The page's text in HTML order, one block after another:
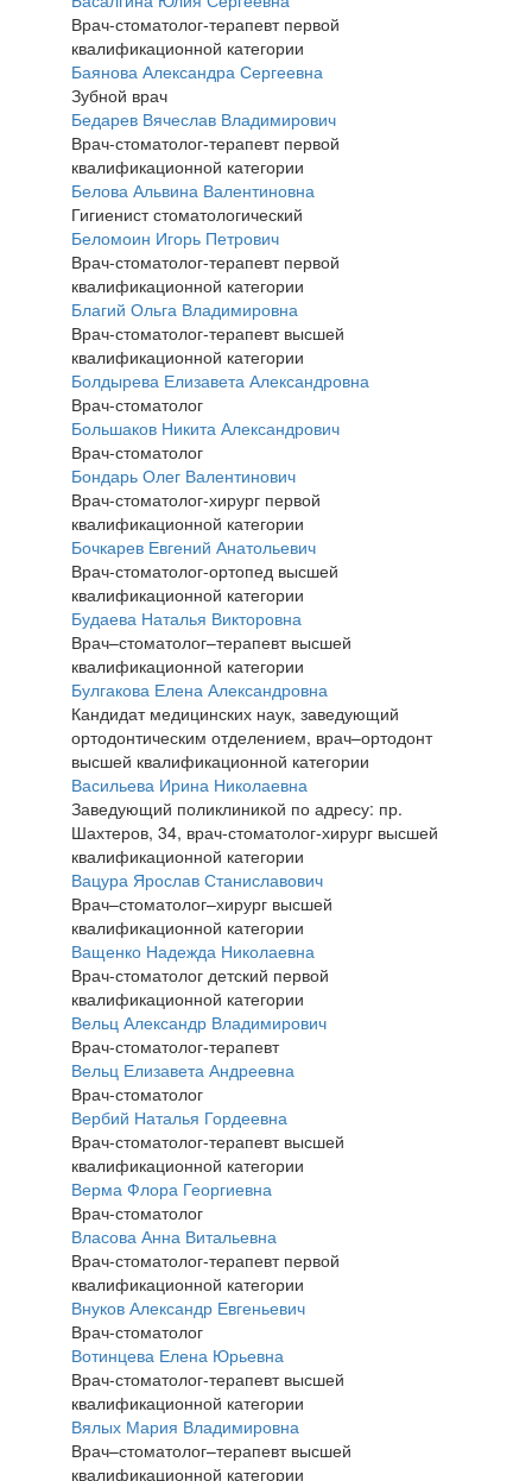
Врач-стоматолог-терапевт первой
квалификационной категории
Баянова Александра Сергеевна
Зубной врач
Бедарев Вячеслав Владимирович
Врач-стоматолог-терапевт первой
квалификационной категории
Белова Альвина Валентиновна
Гигиенист стоматологический
Беломоин Игорь Петрович
Врач-стоматолог-терапевт первой
квалификационной категории
Благий Ольга Владимировна
Врач-стоматолог-терапевт высшей
квалификационной категории
Болдырева Елизавета Александровна
Врач-стоматолог
Большаков Никита Александрович
Врач-стоматолог
Бондарь Олег Валентинович
Врач-стоматолог-хирург первой
квалификационной категории
Бочкарев Евгений Анатольевич
Врач-стоматолог-ортопед высшей
квалификационной категории
Будаева Наталья Викторовна
Врач–стоматолог–терапевт высшей
квалификационной категории
Булгакова Елена Александровна
Кандидат медицинских наук, заведующий
ортодонтическим отделением, врач–ортодонт
высшей квалификационной категории
Васильева Ирина Николаевна
Заведующий поликлиникой по адресу: пр.
Шахтеров, 34, врач-стоматолог-хирург высшей
квалификационной категории
Вацура Ярослав Станиславович
Врач–стоматолог–хирург высшей
квалификационной категории
Ващенко Надежда Николаевна
Врач-стоматолог детский первой
квалификационной категории
Вельц Александр Владимирович
Врач-стоматолог-терапевт
Вельц Елизавета Андреевна
Врач-стоматолог
Вербий Наталья Гордеевна
Врач-стоматолог-терапевт высшей
квалификационной категории
Верма Флора Георгиевна
Врач-стоматолог
Власова Анна Витальевна
Врач-стоматолог-терапевт первой
квалификационной категории
Внуков Александр Евгеньевич
Врач-стоматолог
Вотинцева Елена Юрьевна
Врач-стоматолог-терапевт высшей
квалификационной категории
Вялых Мария Владимировна
Врач–стоматолог–терапевт высшей
квалификационной категории